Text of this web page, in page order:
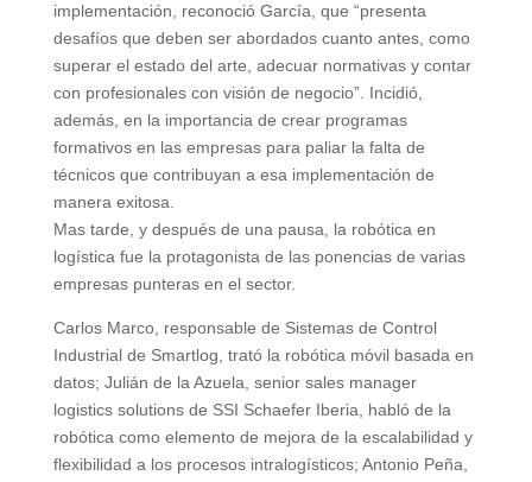
implementación, reconoció García, que “presenta
desafíos que deben ser abordados cuanto antes, como
superar el estado del arte, adecuar normativas y contar
con profesionales con visión de negocio”. Incidió,
además, en la importancia de crear programas
formativos en las empresas para paliar la falta de
técnicos que contribuyan a esa implementación de
manera exitosa.
Mas tarde, y después de una pausa, la robótica en
logística fue la protagonista de las ponencias de varias
empresas punteras en el sector.
Carlos Marco, responsable de Sistemas de Control
Industrial de Smartlog, trató la robótica móvil basada en
datos; Julián de la Azuela, senior sales manager
logistics solutions de SSI Schaefer Iberia, habló de la
robótica como elemento de mejora de la escalabilidad y
flexibilidad a los procesos intralogísticos; Antonio Peña,